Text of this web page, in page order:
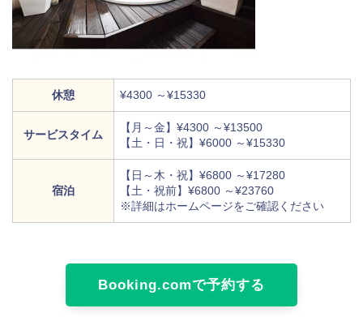
休憩 ¥4300 ～¥15330
サービスタイム
【月～金】¥4300 ～¥13500
【土・日・祝】¥6000 ～¥15330
宿泊
【日～木・祝】¥6800 ～¥17280
【土・祝前】¥6800 ～¥23760
※詳細はホームページをご確認ください
Booking.comで予約する